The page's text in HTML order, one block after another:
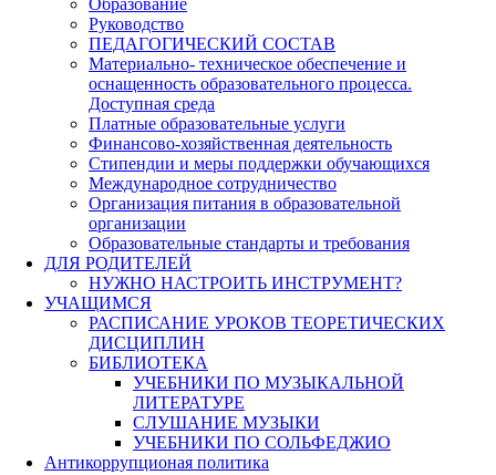
Руководство
ПЕДАГОГИЧЕСКИЙ СОСТАВ
Материально- техническое обеспечение и
оснащенность образовательного процесса.
Доступная среда
Платные образовательные услуги
Финансово-хозяйственная деятельность
Стипендии и меры поддержки обучающихся
Международное сотрудничество
Организация питания в образовательной
организации
Образовательные стандарты и требования
ДЛЯ РОДИТЕЛЕЙ
НУЖНО НАСТРОИТЬ ИНСТРУМЕНТ?
УЧАЩИМСЯ
РАСПИСАНИЕ УРОКОВ ТЕОРЕТИЧЕСКИХ
ДИСЦИПЛИН
БИБЛИОТЕКА
УЧЕБНИКИ ПО МУЗЫКАЛЬНОЙ
ЛИТЕРАТУРЕ
СЛУШАНИЕ МУЗЫКИ
УЧЕБНИКИ ПО СОЛЬФЕДЖИО
Антикоррупционая политика